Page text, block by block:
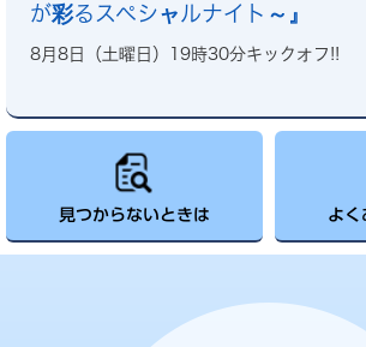
が彩るスペシャルナイト～』
8月8日（土曜日）19時30分キックオフ!!
見つからないときは よく